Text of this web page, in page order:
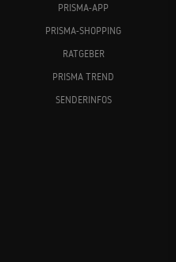
PRISMA-APP
PRISMA-SHOPPING
RATGEBER
PRISMA TREND
SENDERINFOS